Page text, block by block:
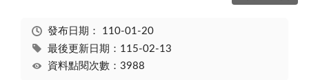
發布日期： 110-01-20
最後更新日期：115-02-13
資料點閱次數：3988